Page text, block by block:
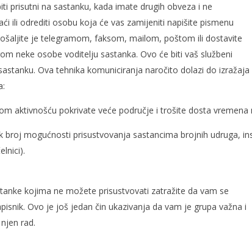
prisutni na sastanku, kada imate drugih obveza i ne
ili odrediti osobu koja će vas zamijeniti napišite pismenu
je telegramom, faksom, mailom, poštom ili dostavite
neke osobe voditelju sastanka. Ovo će biti vaš službeni
Ova tehnika komuniciranja naročito dolazi do izražaja
aktivnošću pokrivate veće područje i trošite dosta vremena
broj mogućnosti prisustvovanja sastancima brojnih udruga,
kojima ne možete prisustvovati zatražite da vam se
Ovo je još jedan čin ukazivanja da vam je grupa važna i
rad.